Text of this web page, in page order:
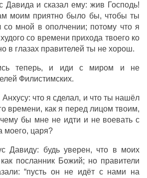
Давида и сказал ему: жив Господь!
моим приятно было бы, чтобы ты
со мной в ополчении; потому что я
со времени прихода твоего ко
в глазах правителей ты не хорош.
теперь, и иди с миром и не
Филистимских.
что я сделал, и что ты нашёл
времени, как я перед лицом твоим,
бы мне не идти и не воевать с
моего, царя?
Давиду: будь уверен, что в моих
посланник Божий; но правители
“пусть он не идёт с нами на